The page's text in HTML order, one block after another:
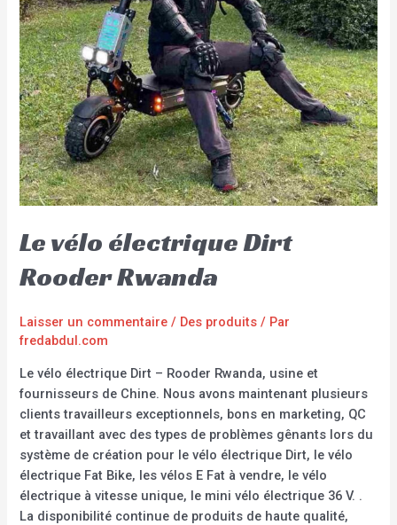
Le vélo électrique Dirt
Rooder Rwanda
Laisser un commentaire / Des produits / Par
fredabdul.com
Le vélo électrique Dirt – Rooder Rwanda, usine et
fournisseurs de Chine. Nous avons maintenant plusieurs
clients travailleurs exceptionnels, bons en marketing, QC
et travaillant avec des types de problèmes gênants lors du
système de création pour le vélo électrique Dirt, le vélo
électrique Fat Bike, les vélos E Fat à vendre, le vélo
électrique à vitesse unique, le mini vélo électrique 36 V. .
La disponibilité continue de produits de haute qualité,